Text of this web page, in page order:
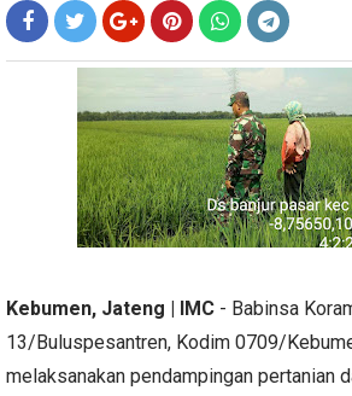
Kebumen, Jateng | IMC - Babinsa
13/Buluspesantren, Kodim 0709/
melaksanakan pendampingan pertanian